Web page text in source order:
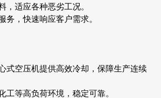
，适应各种恶劣工况。
务，快速响应客户需求。
式空压机提供高效冷却，保障生产连续
工等高负荷环境，稳定可靠。